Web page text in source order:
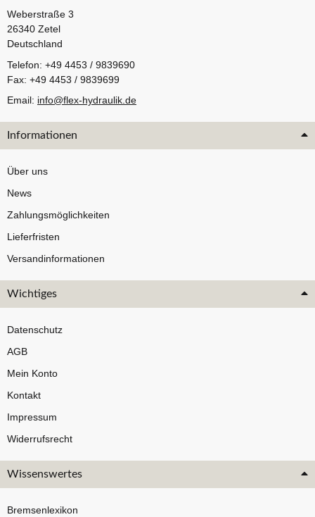
Weberstraße 3
26340 Zetel
Deutschland
Telefon: +49 4453 / 9839690
Fax: +49 4453 / 9839699
Email: info@flex-hydraulik.de
Informationen
Über uns
News
Zahlungsmöglichkeiten
Lieferfristen
Versandinformationen
Wichtiges
Datenschutz
AGB
Mein Konto
Kontakt
Impressum
Widerrufsrecht
Wissenswertes
Bremsenlexikon